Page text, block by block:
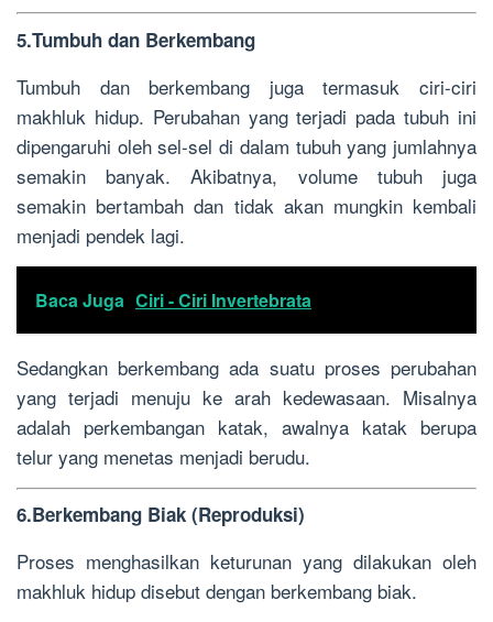
5.Tumbuh dan Berkembang
Tumbuh dan berkembang juga termasuk ciri-ciri
makhluk hidup. Perubahan yang terjadi pada tubuh ini
dipengaruhi oleh sel-sel di dalam tubuh yang jumlahnya
semakin banyak. Akibatnya, volume tubuh juga
semakin bertambah dan tidak akan mungkin kembali
menjadi pendek lagi.
Baca Juga Ciri - Ciri Invertebrata
Sedangkan berkembang ada suatu proses perubahan
yang terjadi menuju ke arah kedewasaan. Misalnya
adalah perkembangan katak, awalnya katak berupa
telur yang menetas menjadi berudu.
6.Berkembang Biak (Reproduksi)
Proses menghasilkan keturunan yang dilakukan oleh
makhluk hidup disebut dengan berkembang biak.